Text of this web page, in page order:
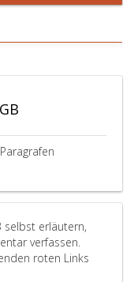
selbst erläutern,
verfassen.
roten Links